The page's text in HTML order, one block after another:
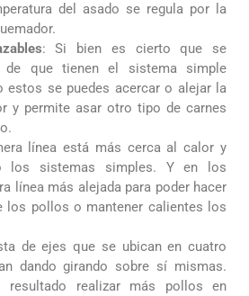
del asado se regula por la
: Si bien es cierto que se
de que tienen el sistema simple
estos se puedes acercar o alejar la
y permite asar otro tipo de carnes
línea está más cerca al calor y
los sistemas simples. Y en los
línea más alejada para poder hacer
los pollos o mantener calientes los
de ejes que se ubican en cuatro
dando girando sobre sí mismas.
resultado realizar más pollos en